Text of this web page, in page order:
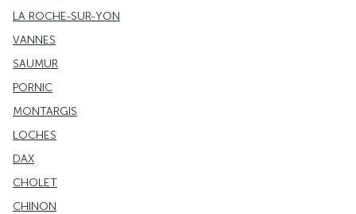
LA ROCHE-SUR-YON
VANNES
SAUMUR
PORNIC
MONTARGIS
LOCHES
DAX
CHOLET
CHINON